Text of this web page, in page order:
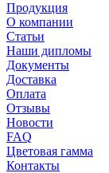
Продукция
О компании
Статьи
Наши дипломы
Документы
Доставка
Оплата
Отзывы
Новости
FAQ
Цветовая гамма
Контакты